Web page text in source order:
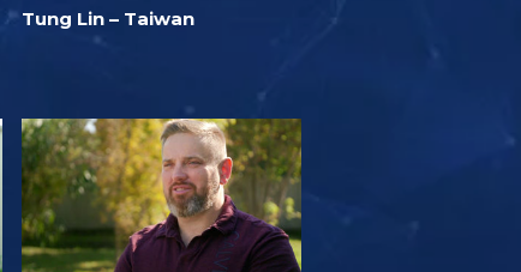
Tung Lin – Taiwan